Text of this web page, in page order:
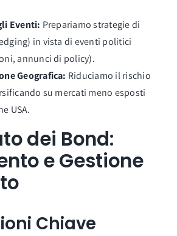
Eventi: Prepariamo strategie di
in vista di eventi politici
annunci di policy).
Geografica: Riduciamo il rischio
su mercati meno esposti
USA.
dei Bond:
e Gestione
Chiave